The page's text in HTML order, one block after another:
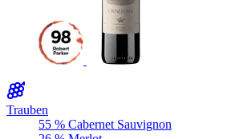
Trauben
55 % Cabernet Sauvignon